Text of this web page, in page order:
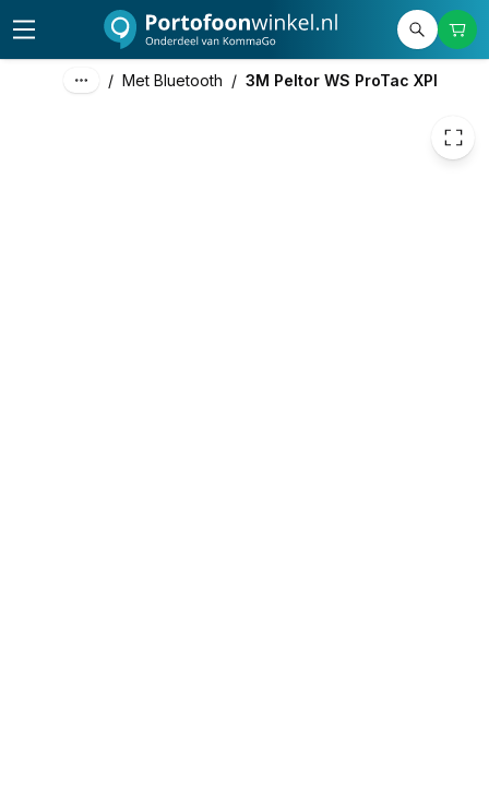
/ Met Bluetooth / 3M Peltor WS ProTac XPI
589,78 excl. btw
713,63 incl. btw